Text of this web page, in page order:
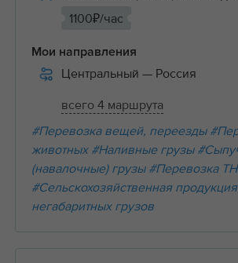
1100₽/час
Мои направления
Центральный — Россия
всего 4 маршрута
#Перевозка вещей, переезды
животных #Наливные грузы
(навалочные) грузы #Перевозка
#Сельскохозяйственная продукция
негабаритных грузов